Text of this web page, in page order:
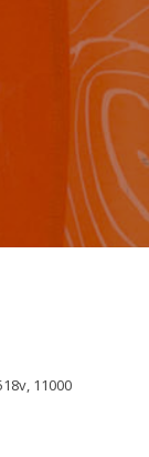
11000